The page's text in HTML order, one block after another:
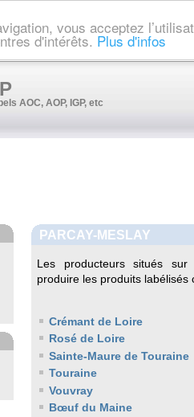
vous acceptez
d'intérêts. Plus d'infos
AOC, AOP, IGP, etc
PARCAY-MESLAY
Les producteurs situés
produire les produits labélisés
Crémant de Loire
Rosé de Loire
Sainte-Maure de Touraine
Touraine
Vouvray
Bœuf du Maine